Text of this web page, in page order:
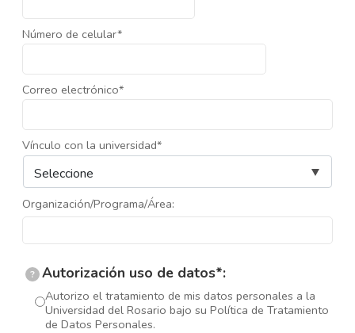
Número de celular*
Correo electrónico*
Vínculo con la universidad*
Organización/Programa/Área:
? Autorización uso de datos*:
Autorizo el tratamiento de mis datos personales a la
Universidad del Rosario bajo su Política de Tratamiento
de Datos Personales.